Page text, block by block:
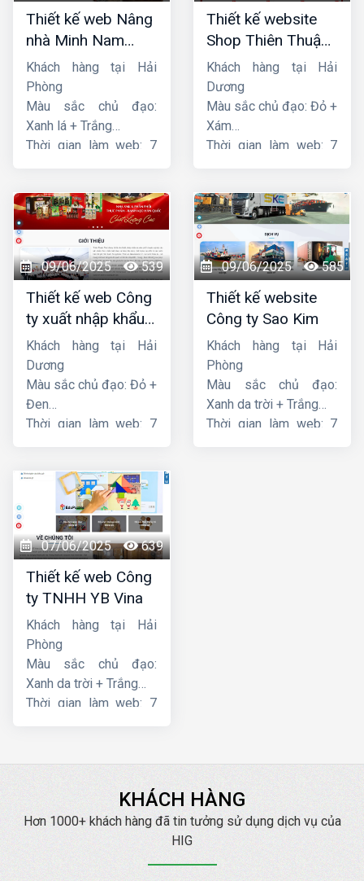
Thiết kế web Nâng
nhà Minh Nam
Hoàng
Khách hàng tại Hải
Phòng
Màu sắc chủ đạo:
Xanh lá + Trắng
Thời gian làm web: 7
Thiết kế website
Shop Thiên Thuận
Phát
Khách hàng tại Hải
Dương
Màu sắc chủ đạo: Đỏ +
Xám
Thời gian làm web: 7
09/06/2025 539
Thiết kế web Công
ty xuất nhập khẩu
Thiên Thuận Phát
Khách hàng tại Hải
Dương
Màu sắc chủ đạo: Đỏ +
Đen
Thời gian làm web: 7
09/06/2025 585
Thiết kế website
Công ty Sao Kim
Khách hàng tại Hải
Phòng
Màu sắc chủ đạo:
Xanh da trời + Trắng
Thời gian làm web: 7
07/06/2025 639
Thiết kế web Công
ty TNHH YB Vina
Khách hàng tại Hải
Phòng
Màu sắc chủ đạo:
Xanh da trời + Trắng
Thời gian làm web: 7
KHÁCH HÀNG
Hơn 1000+ khách hàng đã tin tưởng sử dụng dịch vụ của
HIG